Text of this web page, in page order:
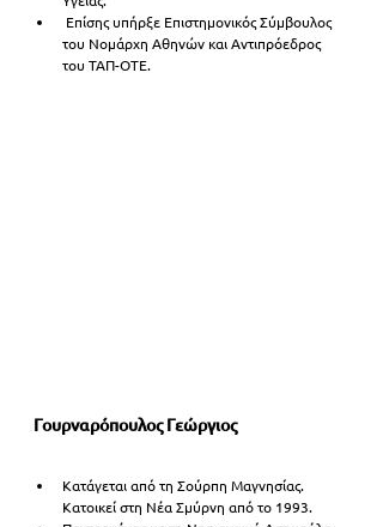
του Νομάρχη Αθηνών και Αντιπρόεδρος
του ΤΑΠ-ΟΤΕ.
Γουρναρόπουλος Γεώργιος
Κατάγεται από τη Σούρπη Μαγνησίας.
Κατοικεί στη Νέα Σμύρνη από το 1993.